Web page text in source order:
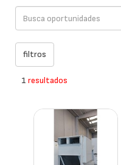
1 resultados